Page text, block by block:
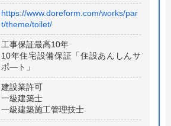
https://www.doreform.com/works/par
t/theme/toilet/
工事保証最高10年
10年住宅設備保証「住設あんしんサ
ポ―ト」
建設業許可
一級建築士
一級建築施工管理技士